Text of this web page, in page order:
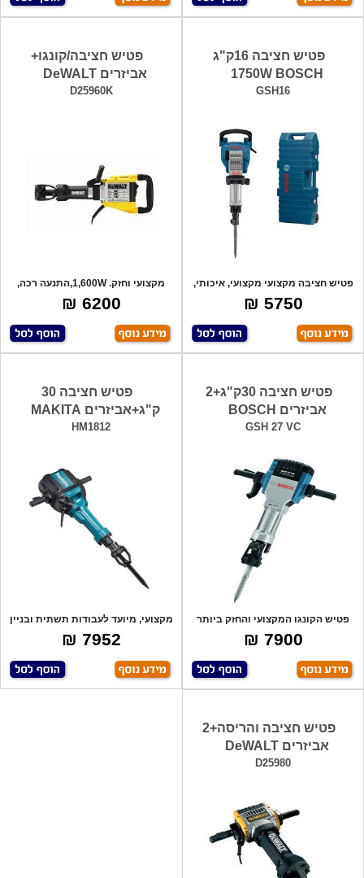
פטיש חציבה 16ק"ג
1750W BOSCH
GSH16
פטיש חציבה מקצועי מקצועי, איכותי,
עוצמת
5750 ₪
פטיש חציבה/קונגו+
אביזרים DeWALT
D25960K
מקצועי וחזק. 1,600W,התנעה רכה,
18ק"ג. H
6200 ₪
פטיש חציבה 30ק"ג+2
אביזרים BOSCH
GSH 27 VC
פטיש הקונגו המקצועי והחזק ביותר
מבית בוש
7900 ₪
פטיש חציבה 30
ק"ג+אביזרים MAKITA
HM1812
מקצועי, מיועד לעבודות תשתית ובניין
קשות,
7952 ₪
פטיש חציבה והריסה+2
אביזרים DeWALT
D25980